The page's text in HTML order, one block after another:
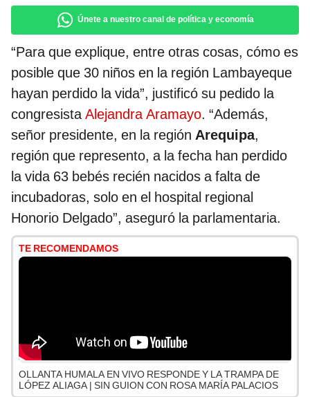
Únete a nuestro canal de política y economía
“Para que explique, entre otras cosas, cómo es
posible que 30 niños en la región Lambayeque
hayan perdido la vida”, justificó su pedido la
congresistaAlejandra Aramayo. “Además,
señor presidente, en la región Arequipa,
región que represento, a la fecha han perdido
la vida 63 bebés recién nacidos a falta de
incubadoras, solo en el hospital regional
Honorio Delgado”, aseguró la parlamentaria.
TE RECOMENDAMOS
OLLANTA HUMALA EN VIVO RESPONDE Y LA TRAMPA DE
LÓPEZ ALIAGA | SIN GUION CON ROSA MARÍA PALACIOS